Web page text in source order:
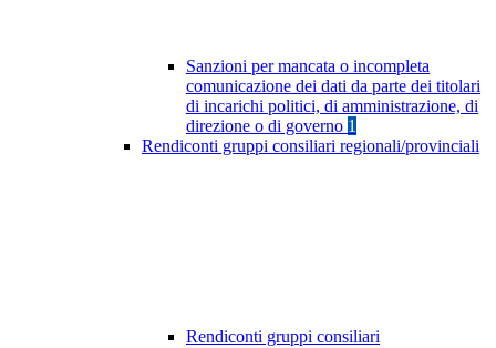
Sanzioni per mancata o incompleta
comunicazione dei dati da parte dei titolari
di incarichi politici, di amministrazione, di
direzione o di governo 1
Rendiconti gruppi consiliari regionali/provinciali
Rendiconti gruppi consiliari